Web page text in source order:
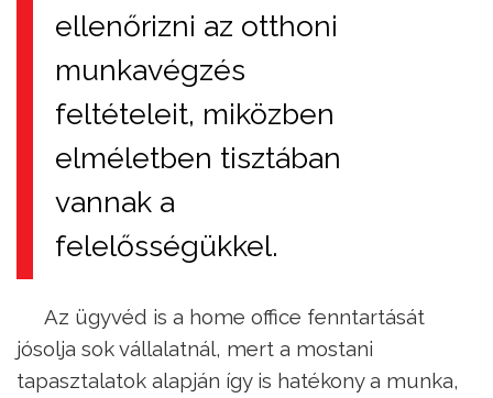
ellenőrizni az otthoni
munkavégzés
feltételeit, miközben
elméletben tisztában
vannak a
felelősségükkel.
Az ügyvéd is a home office fenntartását
jósolja sok vállalatnál, mert a mostani
tapasztalatok alapján így is hatékony a munka,